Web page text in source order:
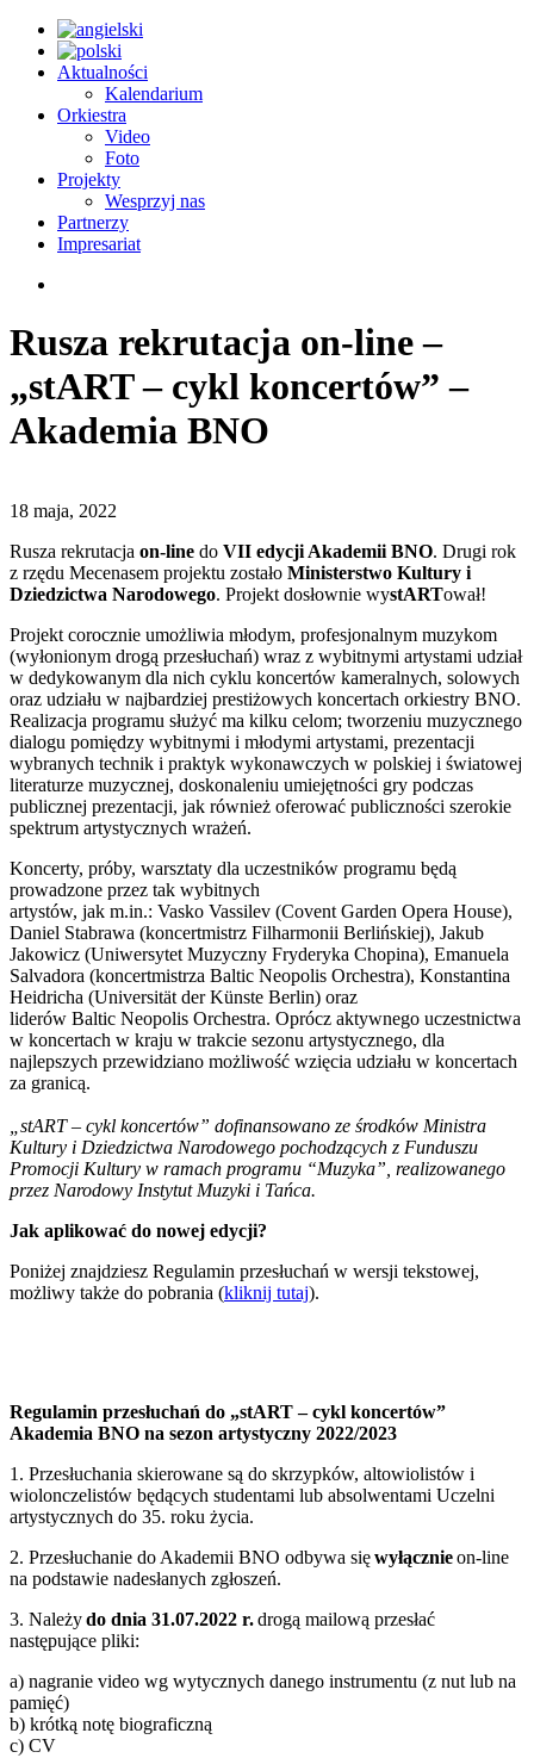
Aktualności
Kalendarium
Orkiestra
Video
Foto
Projekty
Wesprzyj nas
Partnerzy
Impresariat
Rusza rekrutacja on-line –
„stART – cykl koncertów” –
Akademia BNO
18 maja, 2022
Rusza rekrutacja on-line do VII edycji Akademii BNO. Drugi rok
z rzędu Mecenasem projektu zostało Ministerstwo Kultury i
Dziedzictwa Narodowego. Projekt dosłownie wystARTował!
Projekt corocznie umożliwia młodym, profesjonalnym muzykom
(wyłonionym drogą przesłuchań) wraz z wybitnymi artystami udział
w dedykowanym dla nich cyklu koncertów kameralnych, solowych
oraz udziału w najbardziej prestiżowych koncertach orkiestry BNO.
Realizacja programu służyć ma kilku celom; tworzeniu muzycznego
dialogu pomiędzy wybitnymi i młodymi artystami, prezentacji
wybranych technik i praktyk wykonawczych w polskiej i światowej
literaturze muzycznej, doskonaleniu umiejętności gry podczas
publicznej prezentacji, jak również oferować publiczności szerokie
spektrum artystycznych wrażeń.
Koncerty, próby, warsztaty dla uczestników programu będą
prowadzone przez tak wybitnych
artystów, jak m.in.: Vasko Vassilev (Covent Garden Opera House),
Daniel Stabrawa (koncertmistrz Filharmonii Berlińskiej), Jakub
Jakowicz (Uniwersytet Muzyczny Fryderyka Chopina), Emanuela
Salvadora (koncertmistrza Baltic Neopolis Orchestra), Konstantina
Heidricha (Universität der Künste Berlin) oraz
liderów Baltic Neopolis Orchestra. Oprócz aktywnego uczestnictwa
w koncertach w kraju w trakcie sezonu artystycznego, dla
najlepszych przewidziano możliwość wzięcia udziału w koncertach
za granicą.
„stART – cykl koncertów” dofinansowano ze środków Ministra
Kultury i Dziedzictwa Narodowego pochodzących z Funduszu
Promocji Kultury w ramach programu “Muzyka”, realizowanego
przez Narodowy Instytut Muzyki i Tańca.
Jak aplikować do nowej edycji?
Poniżej znajdziesz Regulamin przesłuchań w wersji tekstowej,
możliwy także do pobrania (kliknij tutaj).
Regulamin przesłuchań do „stART – cykl koncertów”
Akademia BNO na sezon artystyczny 2022/2023
1. Przesłuchania skierowane są do skrzypków, altowiolistów i
wiolonczelistów będących studentami lub absolwentami Uczelni
artystycznych do 35. roku życia.
2. Przesłuchanie do Akademii BNO odbywa sięwyłącznieon-line
na podstawie nadesłanych zgłoszeń.
3. Należydo dnia 31.07.2022 r.drogą mailową przesłać
następujące pliki:
a) nagranie video wg wytycznych danego instrumentu (z nut lub na
pamięć)
b) krótką notę biograficzną
c) CV